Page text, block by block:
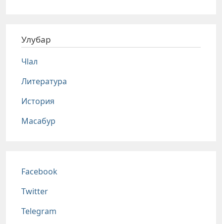
Улубар
Чlал
Литература
История
Масабур
Соц сети
Facebook
Twitter
Telegram